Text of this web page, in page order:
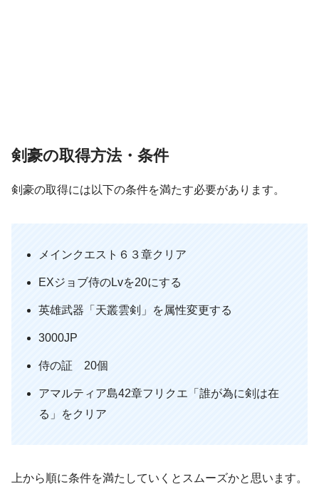
剣豪の取得方法・条件
剣豪の取得には以下の条件を満たす必要があります。
メインクエスト６３章クリア
EXジョブ侍のLvを20にする
英雄武器「天叢雲剣」を属性変更する
3000JP
侍の証 20個
アマルティア島42章フリクエ「誰が為に剣は在
る」をクリア
上から順に条件を満たしていくとスムーズかと思います。